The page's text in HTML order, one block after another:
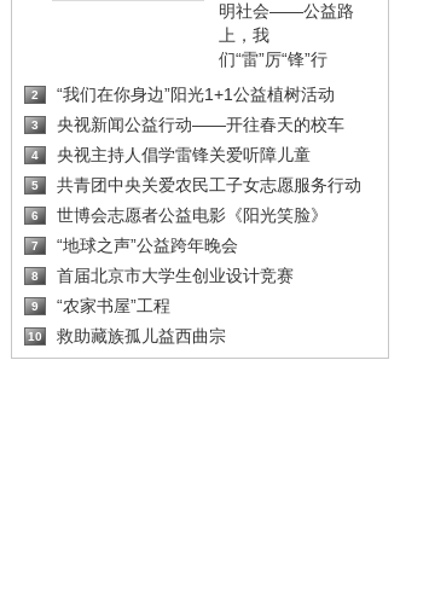
明社会——公益路
上，我
们“雷”厉“锋”行
2 “我们在你身边”阳光1+1公益植树活动
3 央视新闻公益行动——开往春天的校车
4 央视主持人倡学雷锋关爱听障儿童
5 共青团中央关爱农民工子女志愿服务行动
6 世博会志愿者公益电影《阳光笑脸》
7 “地球之声”公益跨年晚会
8 首届北京市大学生创业设计竞赛
9 “农家书屋”工程
10 救助藏族孤儿益西曲宗